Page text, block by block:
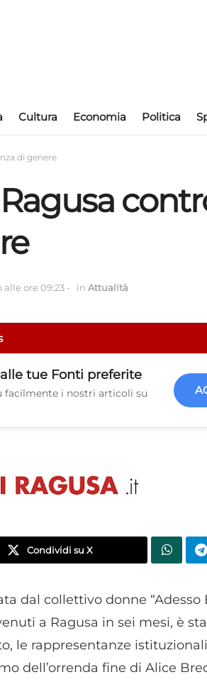
Cultura Economia Politica
di genere
ore 09:23 - in Attualità
alle tue Fonti preferite
facilmente i nostri articoli su
Condividi su X
dal collettivo donne “Adesso
a Ragusa in sei mesi, è
le rappresentanze
dell’orrenda fine di Alice